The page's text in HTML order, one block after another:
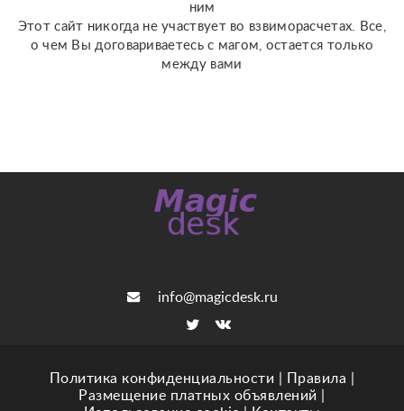
ним
Этот сайт никогда не участвует во взвиморасчетах. Все,
о чем Вы договариваетесь с магом, остается только
между вами
info@magicdesk.ru
Политика конфиденциальности Правила
Размещение платных объявлений